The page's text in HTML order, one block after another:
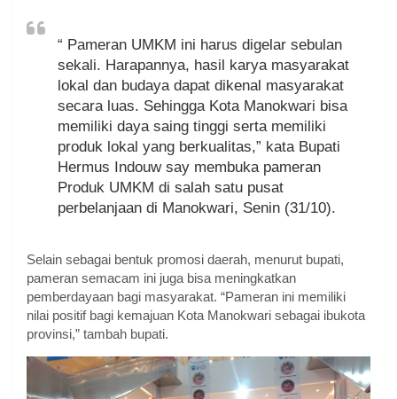
“ Pameran UMKM ini harus digelar sebulan
sekali. Harapannya, hasil karya masyarakat
lokal dan budaya dapat dikenal masyarakat
secara luas. Sehingga Kota Manokwari bisa
memiliki daya saing tinggi serta memiliki
produk lokal yang berkualitas,” kata Bupati
Hermus Indouw say membuka pameran
Produk UMKM di salah satu pusat
perbelanjaan di Manokwari, Senin (31/10).
Selain sebagai bentuk promosi daerah, menurut bupati,
pameran semacam ini juga bisa meningkatkan
pemberdayaan bagi masyarakat. “Pameran ini memiliki
nilai positif bagi kemajuan Kota Manokwari sebagai ibukota
provinsi,” tambah bupati.